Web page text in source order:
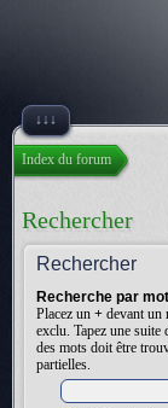
↓↓↓
Index du forum
Rechercher
Rechercher
Recherche par
Placez un + devant un
exclu. Tapez une suite
des mots doit être
partielles.